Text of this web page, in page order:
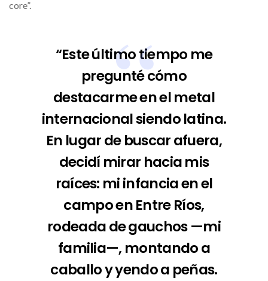
core”.
“Este último tiempo me
pregunté cómo
destacarme en el metal
internacional siendo latina.
En lugar de buscar afuera,
decidí mirar hacia mis
raíces: mi infancia en el
campo en Entre Ríos,
rodeada de gauchos —mi
familia—, montando a
caballo y yendo a peñas.